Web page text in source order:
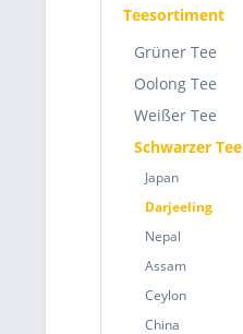
Teesortiment
Grüner Tee
Oolong Tee
Weißer Tee
Schwarzer Tee
Japan
Darjeeling
Nepal
Assam
Ceylon
China